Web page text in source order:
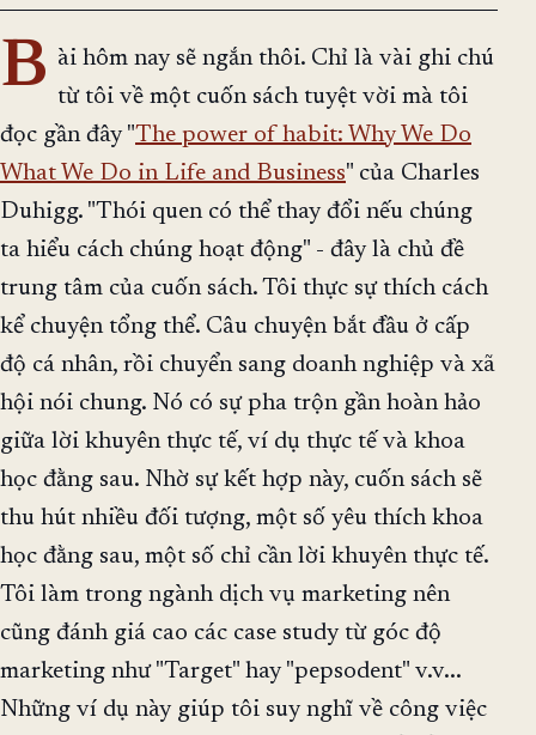
B ài hôm nay sẽ ngắn thôi. Chỉ là vài ghi chú
từ tôi về một cuốn sách tuyệt vời mà tôi
đọc gần đây "The power of habit: Why We Do
What We Do in Life and Business" của Charles
Duhigg. "Thói quen có thể thay đổi nếu chúng
ta hiểu cách chúng hoạt động" - đây là chủ đề
trung tâm của cuốn sách. Tôi thực sự thích cách
kể chuyện tổng thể. Câu chuyện bắt đầu ở cấp
độ cá nhân, rồi chuyển sang doanh nghiệp và xã
hội nói chung. Nó có sự pha trộn gần hoàn hảo
giữa lời khuyên thực tế, ví dụ thực tế và khoa
học đằng sau. Nhờ sự kết hợp này, cuốn sách sẽ
thu hút nhiều đối tượng, một số yêu thích khoa
học đằng sau, một số chỉ cần lời khuyên thực tế.
Tôi làm trong ngành dịch vụ marketing nên
cũng đánh giá cao các case study từ góc độ
marketing như "Target" hay "pepsodent" v.v...
Những ví dụ này giúp tôi suy nghĩ về công việc